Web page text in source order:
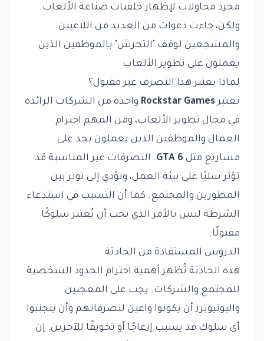
مجرد محاولات لإظهار خلفيات صناعة الألعاب.
ولكن، جاءت دعوات من العديد من اللاعبين
والمشجعين لوقف "التحرش" بالموظفين الذين
يعملون على تطوير الألعاب.
لماذا يعتبر هذا التصرف غير مقبول؟
تعتبرRockstar Games واحدة من الشركات الرائدة
في مجال تطوير الألعاب، ومن المهم احترام
العمال والموظفين الذين يعملون بجد على
مشاريع مثل GTA 6. التصرفات غير المناسبة قد
تؤثر سلبًا على بيئة العمل، وتؤدي إلى توتر بين
المطورين والمجتمع. كما أن التسبب في استدعاء
الشرطة ليس بالأمر الذي يجب أن يُعتبر سلوكًا
مقبولًا.
الدروس المستفادة من الحادثة
هذه الحادثة تُظهر أهمية احترام الحدود الشخصية
للمجتمع والشركات. يجب على المعجبين
واليوتيوبرز أن يكونوا واعين لتصرفاتهم وأن يتجنبوا
أي سلوك قد يسبب إزعاجًا أو تخويفًا للآخرين. إن